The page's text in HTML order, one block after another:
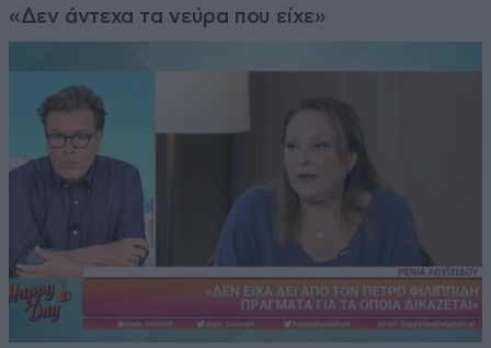
«Δεν άντεχα τα νεύρα που είχε»